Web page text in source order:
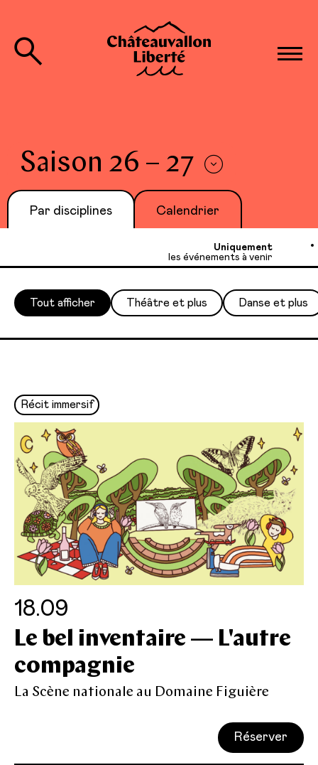
Saison 26 – 27
Par disciplines Calendrier
Uniquement
les événements à venir
Tout afficher Théâtre et plus Danse et plus
Récit immersif
18.09
Le bel inventaire — L'autre
compagnie
La Scène nationale au Domaine Figuière
Réserver